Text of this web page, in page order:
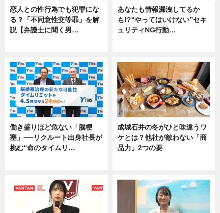
恋人との性行為でも犯罪にな
る？「不同意性交等罪」を解
説【弁護士に聞く男…
あなたも情報漏洩してるか
も!?“やってはいけない”セキ
ュリティNG行動…
働き盛りほど危ない「脳梗
塞」──リクルート出身社長が
挑む“命のタイムリ…
成城石井の冬がひと味違うワ
ケとは？他社が敵わない「商
品力」2つの要